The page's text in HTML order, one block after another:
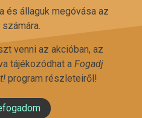
és állaguk megóvása az
venni az akcióban, az
tájékozódhat a Fogadj
program részleteiről!